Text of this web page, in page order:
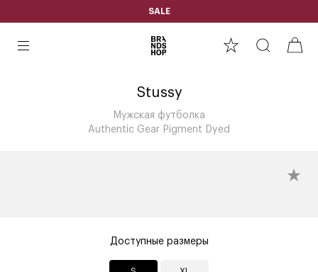
SALE
Stussy
Мужская футболка
Authentic Gear Pigment Dyed
Доступные размеры